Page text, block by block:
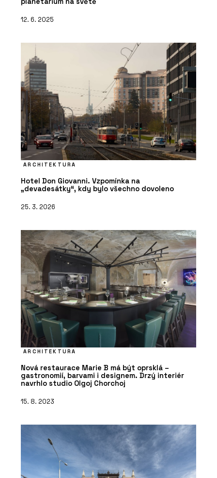
12. 6. 2025
ARCHITEKTURA
Hotel Don Giovanni. Vzpomínka na
„devadesátky“, kdy bylo všechno dovoleno
25. 3. 2026
ARCHITEKTURA
Nová restaurace Marie B má být oprsklá –
gastronomií, barvami i designem. Drzý interiér
navrhlo studio Olgoj Chorchoj
15. 8. 2023